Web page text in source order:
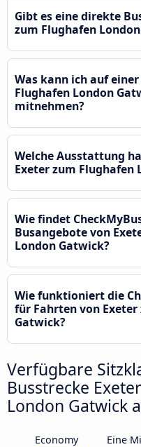
Gibt es eine direkte
zum Flughafen
Was kann ich auf
Flughafen London
mitnehmen?
Welche Ausstattung
Exeter zum Flughafen
Wie findet
Busangebote von
London Gatwick?
Wie funktioniert die
für Fahrten von
Gatwick?
Verfügbare
Busstrecke
London Gatwick
Economy
Eine